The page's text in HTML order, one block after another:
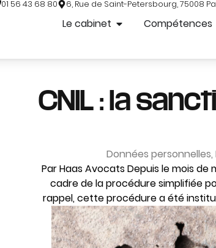
01 56 43 68 80 6, Rue de Saint-Petersbourg, 75008
Le cabinet Compétences
CNIL : la
Données personnelles,
Par Haas Avocats Depuis le mois
cadre de la procédure simplifiée
rappel, cette procédure a été